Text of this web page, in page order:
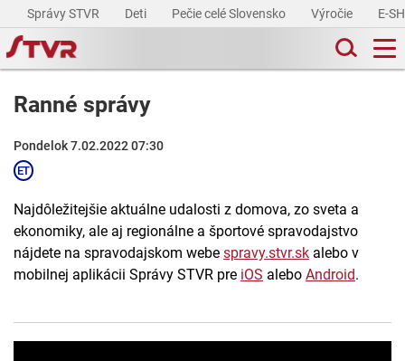
Správy STVR Deti Pečie celé Slovensko Výročie E-
Ranné správy
Pondelok 7.02.2022 07:30
Najdôležitejšie aktuálne udalosti z domova, zo sveta a
ekonomiky, ale aj regionálne a športové spravodajstvo
nájdete na spravodajskom webe spravy.stvr.sk alebo v
mobilnej aplikácii Správy STVR pre iOS alebo Android.